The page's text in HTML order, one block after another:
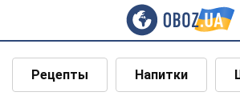
Рецепты Напитки